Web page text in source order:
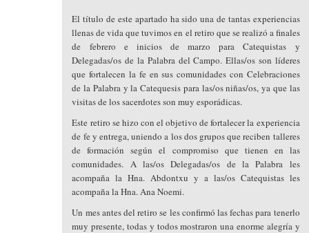
El título de este apartado ha sido una de tantas experiencias
llenas de vida que tuvimos en el retiro que se realizó a finales
de febrero e inicios de marzo para Catequistas y
Delegadas/os de la Palabra del Campo. Ellas/os son líderes
que fortalecen la fe en sus comunidades con Celebraciones
de la Palabra y la Catequesis para las/os niñas/os, ya que las
visitas de los sacerdotes son muy esporádicas.
Este retiro se hizo con el objetivo de fortalecer la experiencia
de fe y entrega, uniendo a los dos grupos que reciben talleres
de formación según el compromiso que tienen en las
comunidades. A las/os Delegadas/os de la Palabra les
acompaña la Hna. Abdontxu y a las/os Catequistas les
acompaña la Hna. Ana Noemi.
Un mes antes del retiro se les confirmó las fechas para tenerlo
muy presente, todas y todos mostraron una enorme alegría y